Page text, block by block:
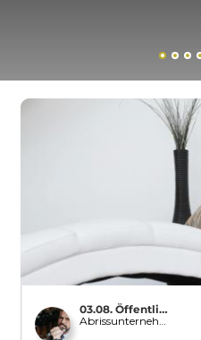
03.08. Öffentliches Profil
Abrissunternehmen